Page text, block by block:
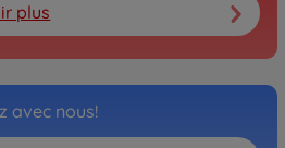
plus
avec nous!